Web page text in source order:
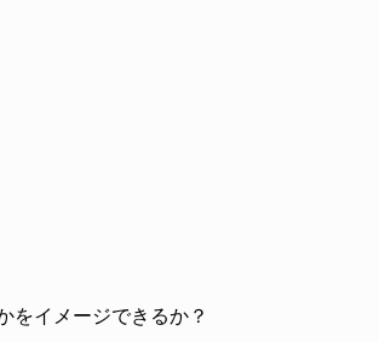
をイメージできるか？